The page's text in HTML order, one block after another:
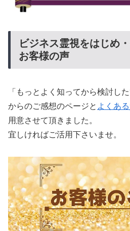
ビジネス霊視をはじめ
お客様の声
「もっとよく知ってから検討し
からのご感想のページと よくあ
用意させて頂きました。
宜しければご活用下さいませ。